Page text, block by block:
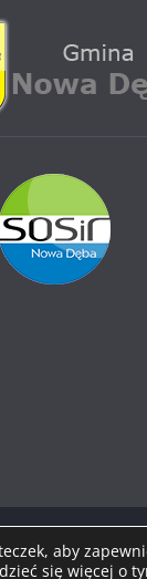
Nowa Dęba.
przez
aby
się więcej o